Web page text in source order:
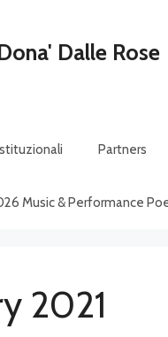
Dalle Rose
Partners
Music & Performance
2021